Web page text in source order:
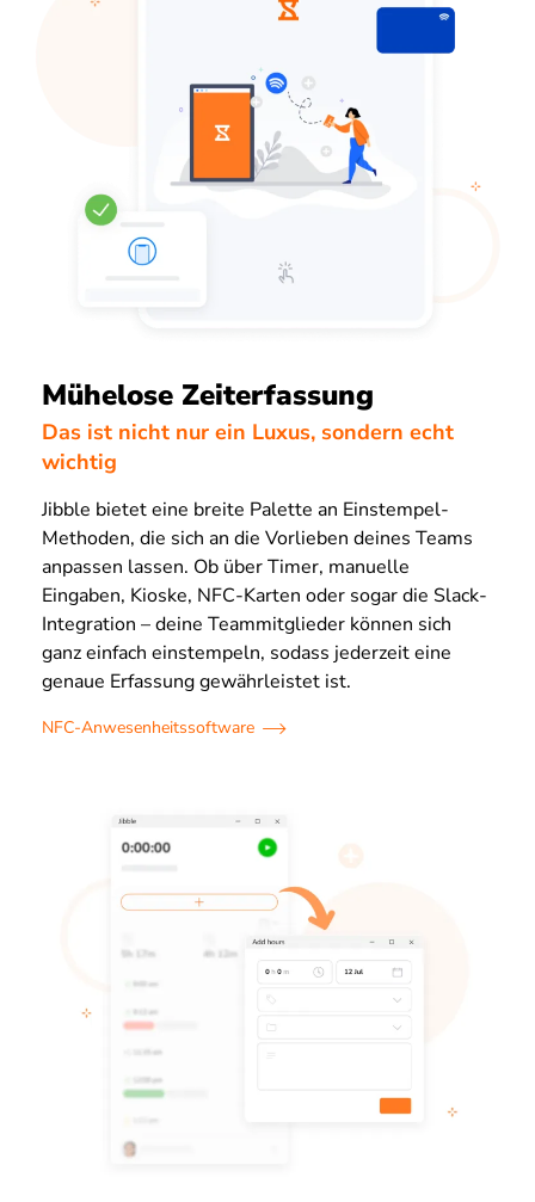
Mühelose Zeiterfassung
Das ist nicht nur ein Luxus, sondern echt
wichtig
Jibble bietet eine breite Palette an Einstempel-
Methoden, die sich an die Vorlieben deines Teams
anpassen lassen. Ob über Timer, manuelle
Eingaben, Kioske, NFC-Karten oder sogar die Slack-
Integration – deine Teammitglieder können sich
ganz einfach einstempeln, sodass jederzeit eine
genaue Erfassung gewährleistet ist.
NFC-Anwesenheitssoftware